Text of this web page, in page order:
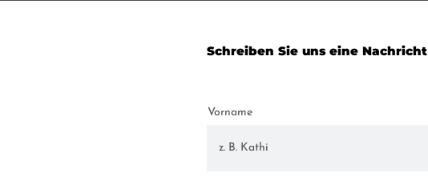
Schreiben Sie uns eine Nachricht
Vorname